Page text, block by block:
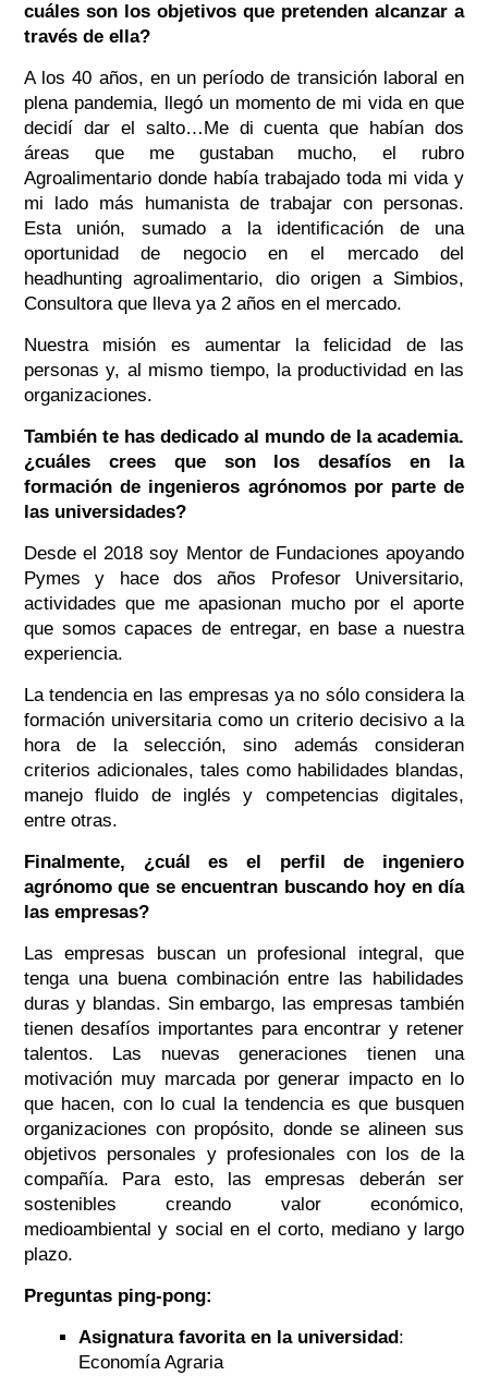
cuáles son los objetivos que pretenden alcanzar a
través de ella?
A los 40 años, en un período de transición laboral en
plena pandemia, llegó un momento de mi vida en que
decidí dar el salto…Me di cuenta que habían dos
áreas que me gustaban mucho, el rubro
Agroalimentario donde había trabajado toda mi vida y
mi lado más humanista de trabajar con personas.
Esta unión, sumado a la identificación de una
oportunidad de negocio en el mercado del
headhunting agroalimentario, dio origen a Simbios,
Consultora que lleva ya 2 años en el mercado.
Nuestra misión es aumentar la felicidad de las
personas y, al mismo tiempo, la productividad en las
organizaciones.
También te has dedicado al mundo de la academia.
¿cuáles crees que son los desafíos en la
formación de ingenieros agrónomos por parte de
las universidades?
Desde el 2018 soy Mentor de Fundaciones apoyando
Pymes y hace dos años Profesor Universitario,
actividades que me apasionan mucho por el aporte
que somos capaces de entregar, en base a nuestra
experiencia.
La tendencia en las empresas ya no sólo considera la
formación universitaria como un criterio decisivo a la
hora de la selección, sino además consideran
criterios adicionales, tales como habilidades blandas,
manejo fluido de inglés y competencias digitales,
entre otras.
Finalmente, ¿cuál es el perfil de ingeniero
agrónomo que se encuentran buscando hoy en día
las empresas?
Las empresas buscan un profesional integral, que
tenga una buena combinación entre las habilidades
duras y blandas. Sin embargo, las empresas también
tienen desafíos importantes para encontrar y retener
talentos. Las nuevas generaciones tienen una
motivación muy marcada por generar impacto en lo
que hacen, con lo cual la tendencia es que busquen
organizaciones con propósito, donde se alineen sus
objetivos personales y profesionales con los de la
compañía. Para esto, las empresas deberán ser
sostenibles creando valor económico,
medioambiental y social en el corto, mediano y largo
plazo.
Preguntas ping-pong:
Asignatura favorita en la universidad :
Economía Agraria